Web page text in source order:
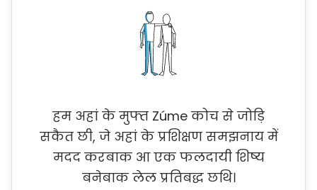
हम अहां के मुफ्त Zúme कोच से जोड़ि
सकैत छी, जे अहां के प्रशिक्षण समझनाय में
मदद करबाक आ एक फलदायी शिष्य
बनेबाक लेल प्रतिबद्ध छथि।